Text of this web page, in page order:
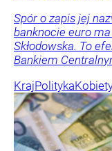
Spór o zapis jej
banknocie euro
Skłodowska. To
Bankiem
KrajPolityka